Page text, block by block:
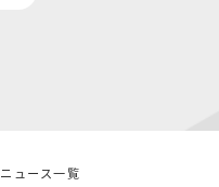
ニュース一覧